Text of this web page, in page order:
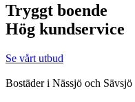
Tryggt boende
Hög kundservice
Se vårt utbud
Bostäder i Nässjö och Sävsjö